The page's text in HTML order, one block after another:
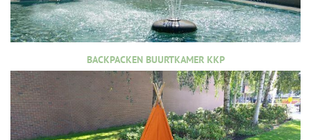
BACKPACKEN BUURTKAMER KKP